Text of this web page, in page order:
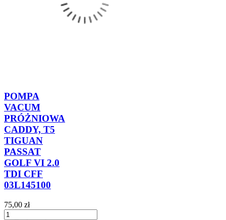
POMPA
VACUM
PRÓŻNIOWA
CADDY, T5
TIGUAN
PASSAT
GOLF VI 2.0
TDI CFF
03L145100
75,00 zł